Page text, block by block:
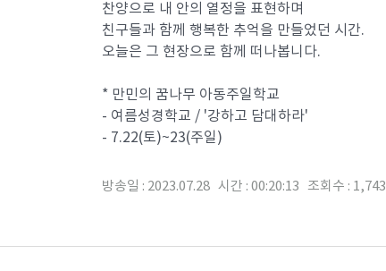
찬양으로 내 안의 열정을 표현하며
친구들과 함께 행복한 추억을 만들었던 시간.
오늘은 그 현장으로 함께 떠나봅니다.
* 만민의 꿈나무 아동주일학교
- 여름성경학교 / '강하고 담대하라'
- 7.22(토)~23(주일)
방송일 : 2023.07.28 시간 : 00:20:13 조회수 : 1,743